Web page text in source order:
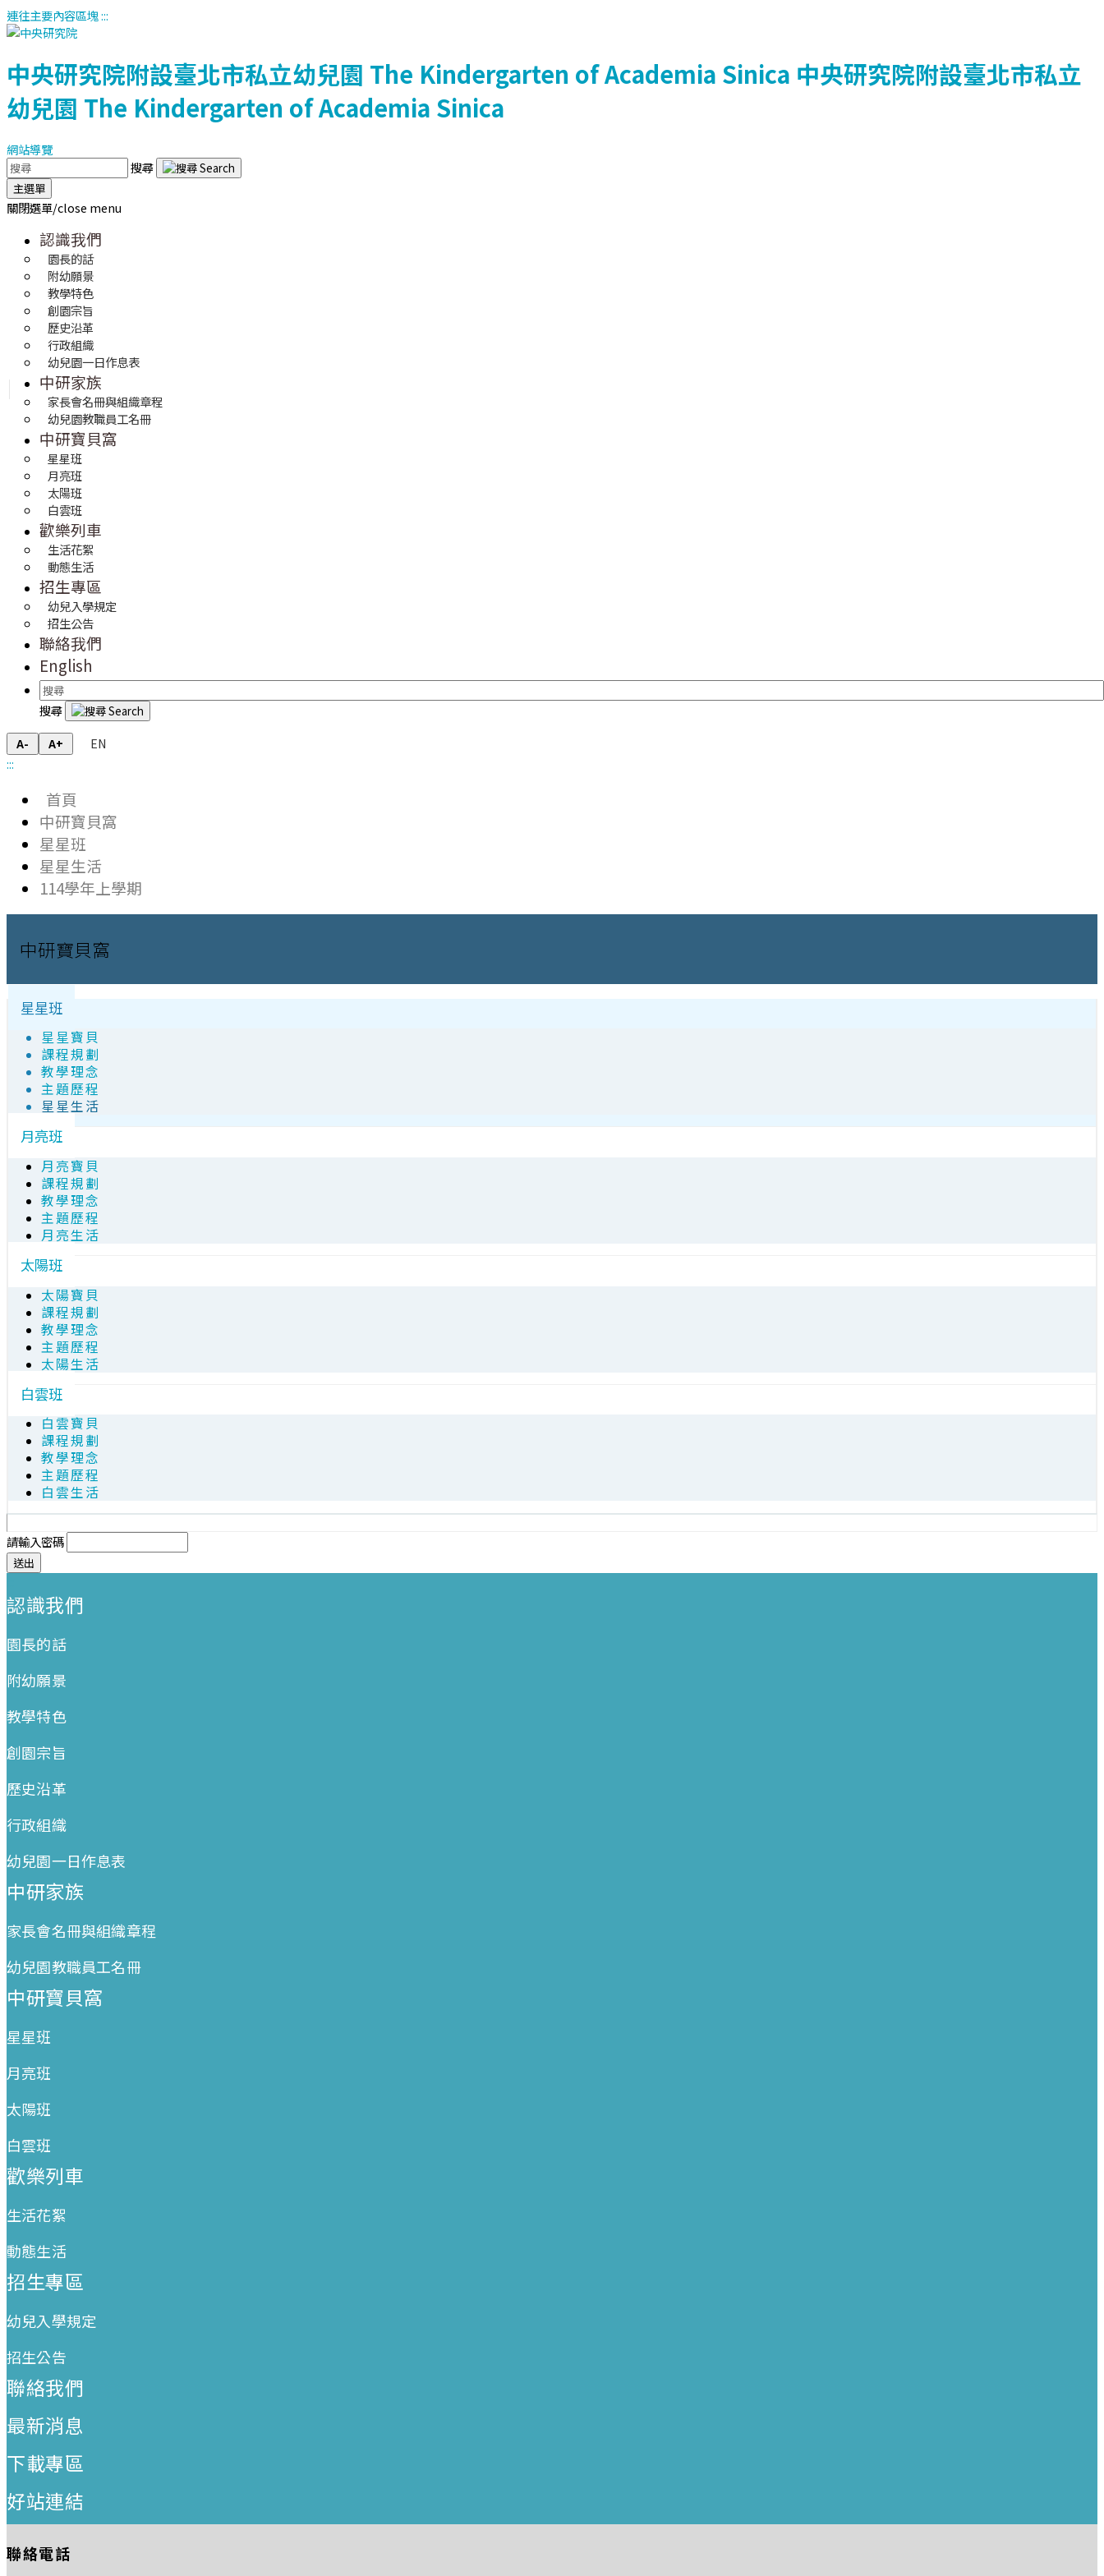
連往主要內容區塊:::
中央研究院附設臺北市私立幼兒園 The Kindergarten of Academia Sinica 中央研究院附設臺北市私立
幼兒園 The Kindergarten of Academia Sinica
網站導覽
搜尋
主選單
關閉選單/close menu
認識我們
園長的話
附幼願景
教學特色
創園宗旨
歷史沿革
行政組織
幼兒園一日作息表
中研家族
家長會名冊與組織章程
幼兒園教職員工名冊
中研寶貝窩
星星班
月亮班
太陽班
白雲班
歡樂列車
生活花絮
動態生活
招生專區
幼兒入學規定
招生公告
聯絡我們
English
搜尋
A- A+
EN
:::
首頁
中研寶貝窩
星星班
星星生活
114學年上學期
中研寶貝窩
星星班
星星寶貝
課程規劃
教學理念
主題歷程
星星生活
月亮班
月亮寶貝
課程規劃
教學理念
主題歷程
月亮生活
太陽班
太陽寶貝
課程規劃
教學理念
主題歷程
太陽生活
白雲班
白雲寶貝
課程規劃
教學理念
主題歷程
白雲生活
請輸入密碼
認識我們
園長的話
附幼願景
教學特色
創園宗旨
歷史沿革
行政組織
幼兒園一日作息表
中研家族
家長會名冊與組織章程
幼兒園教職員工名冊
中研寶貝窩
星星班
月亮班
太陽班
白雲班
歡樂列車
生活花絮
動態生活
招生專區
幼兒入學規定
招生公告
聯絡我們
最新消息
下載專區
好站連結
聯絡電話